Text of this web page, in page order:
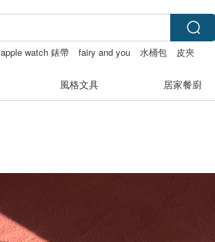
apple watch 錶帶 fairy and you 水桶包 皮夾
風格文具 居家餐廚